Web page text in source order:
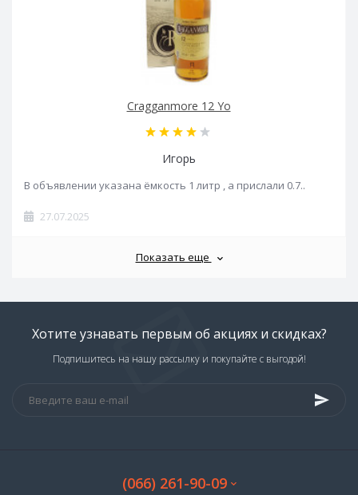
Cragganmore 12 Yo
Игорь
В объявлении указана ёмкость 1 литр , а прислали 0.7..
27.07.2025
Показать еще
Хотите узнавать первым об акциях и скидках?
Подпишитесь на нашу рассылку и покупайте с выгодой!
(066) 261-90-09